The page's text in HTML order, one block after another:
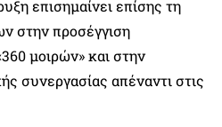
επισημαίνει επίσης τη
στην προσέγγιση
μοιρών» και στην
συνεργασίας απέναντι στις